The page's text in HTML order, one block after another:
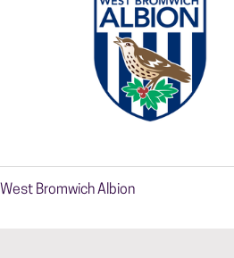
West Bromwich Albion